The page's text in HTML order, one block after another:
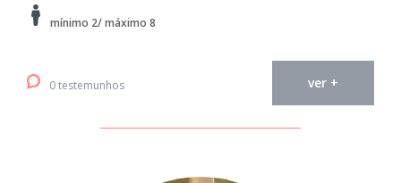
mínimo 2/ máximo 8
0 testemunhos ver +